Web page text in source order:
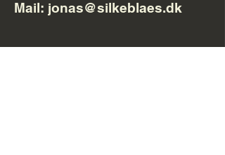
Mail: jonas@silkeblaes.dk